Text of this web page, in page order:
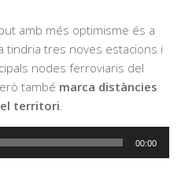
amb més optimisme és a
tindria tres noves estacions i
nodes ferroviaris del
també marca distàncies
territori
00:00